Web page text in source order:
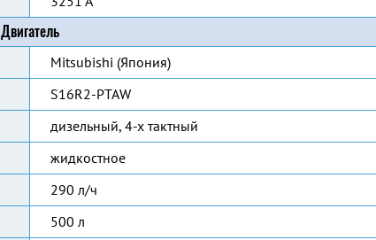
Двигатель
Mitsubishi (Япония)
S16R2-PTAW
дизельный, 4-х тактный
жидкостное
290 л/ч
500 л